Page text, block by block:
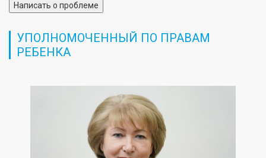
Написать о проблеме
УПОЛНОМОЧЕННЫЙ ПО ПРАВАМ
РЕБЕНКА